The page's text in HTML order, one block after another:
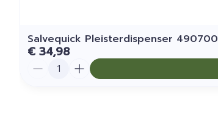
Salvequick Pleisterdispenser 490700
€ 34,98
Aantal